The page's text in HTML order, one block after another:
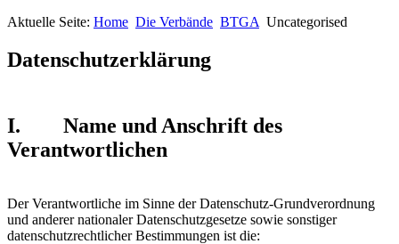
Aktuelle Seite: Home Die Verbände BTGA Uncategorised
Datenschutzerklärung
I. Name und Anschrift des
Verantwortlichen
Der Verantwortliche im Sinne der Datenschutz-Grundverordnung
und anderer nationaler Datenschutzgesetze sowie sonstiger
datenschutzrechtlicher Bestimmungen ist die: